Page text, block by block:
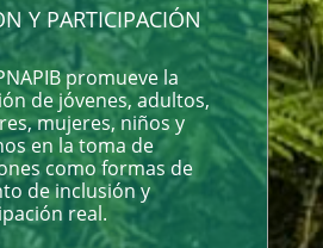
Y PARTICIPACIÓN
promueve la
de jóvenes, adultos,
mujeres, niños y
en la toma de
como formas de
de inclusión y
real.